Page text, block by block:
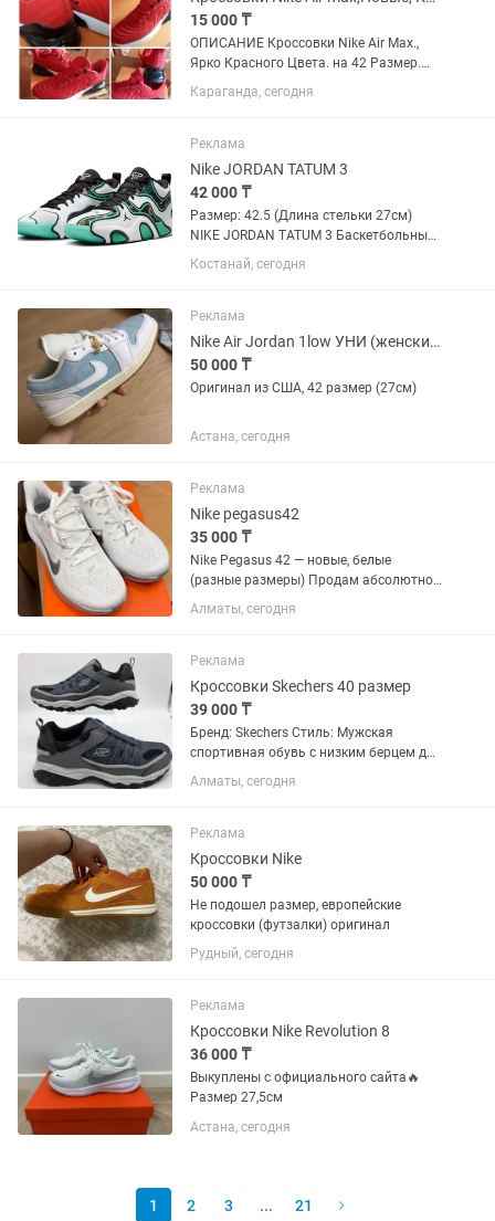
15 000 ₸
ОПИСАНИЕ Кроссовки Nike Air Max.,
Ярко Красного Цвета. на 42 Размер.
Мужские. На Ноге Смотрятся Просто
Одним Словом Супер. Качество Люкс.
на ком НЕ увидите, НЕ...
Караганда, сегодня
Реклама
Nike JORDAN TATUM 3
42 000 ₸
Размер: 42.5 (Длина стельки 27см)
NIKE JORDAN TATUM 3 Баскетбольные
кроссовки созданные для движения и
тряски, обеспечивают плотную
вам доминировать в игре. Звучит...
Костанай, сегодня
Реклама
Nike Air Jordan 1low УНИ (женский/мужской)
50 000 ₸
Оригинал из США, 42 размер (27см)
Астана, сегодня
Реклама
Nike pegasus42
35 000 ₸
Nike Pegasus 42 — новые, белые
(разные размеры) Продам абсолютно
новые кроссовки Nike Pegasus 42
белого цвета. Важный нюанс:
Алматы, сегодня
Реклама
Кроссовки Skechers 40 размер
39 000 ₸
Бренд: Skechers Стиль: Мужская
спортивная обувь с низким берцем для
треккинга и треккинговых прогулок с
верхом в виде банджи. Цвет: темно-
подошвой (цветовой...
Алматы, сегодня
Реклама
Кроссовки Nike
50 000 ₸
Не подошел размер, европейские
кроссовки (футзалки) оригинал
Рудный, сегодня
Реклама
Кроссовки Nike Revolution 8
36 000 ₸
Выкуплены с официального сайта🔥
Размер 27,5см
Астана, сегодня
1 2 3 ... 21